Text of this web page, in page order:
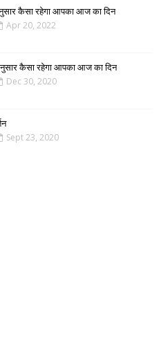
कैसा रहेगा आपका आज का दिन
Apr 20, 2022
कैसा रहेगा आपका आज का दिन
Dec 30, 2020
Sept 23, 2020